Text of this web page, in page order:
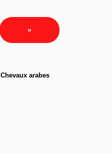
»
Chevaux arabes